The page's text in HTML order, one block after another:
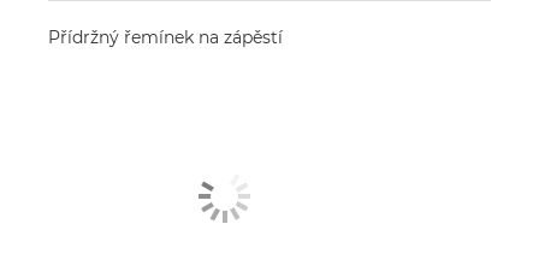
Přídržný řemínek na zápěstí